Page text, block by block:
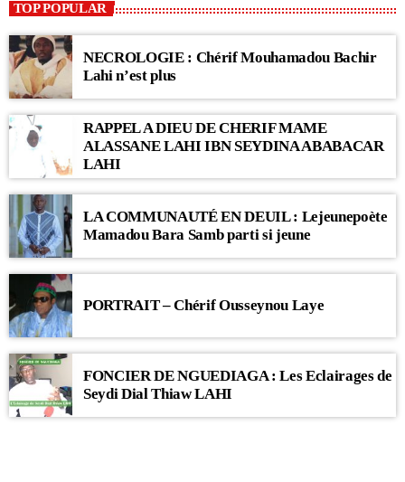
TOP POPULAR
NECROLOGIE : Chérif Mouhamadou Bachir
Lahi n’est plus
RAPPEL A DIEU DE CHERIF MAME
ALASSANE LAHI IBN SEYDINA ABABACAR
LAHI
LA COMMUNAUTÉ EN DEUIL : Lejeunepoète
Mamadou Bara Samb parti si jeune
PORTRAIT – Chérif Ousseynou Laye
FONCIER DE NGUEDIAGA : Les Eclairages de
Seydi Dial Thiaw LAHI